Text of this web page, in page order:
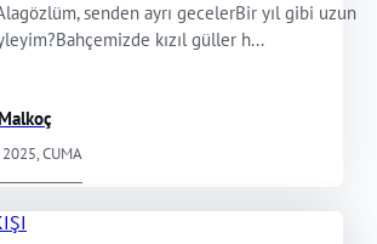
senden ayrı gecelerBir yıl gibi uzun
kızıl güller h...
CUMA